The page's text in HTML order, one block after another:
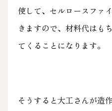
使して、セルロースファ
きますので、材料代はも
てくることになります。
そうすると大工さんが造